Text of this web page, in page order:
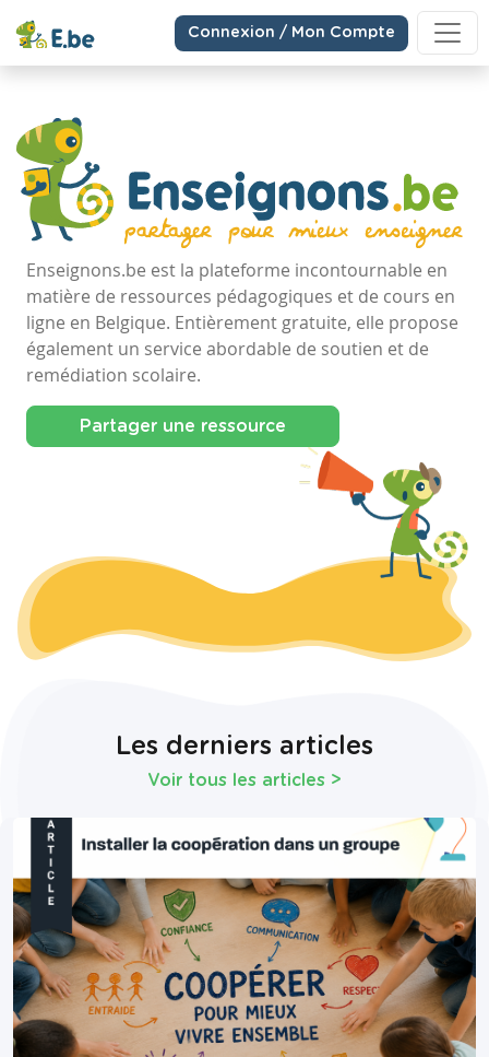
Connexion / Mon Compte
Enseignons.be est la plateforme incontournable en
matière de ressources pédagogiques et de cours en
ligne en Belgique. Entièrement gratuite, elle propose
également un service abordable de soutien et de
remédiation scolaire.
Partager une ressource
Les derniers articles
Voir tous les articles >